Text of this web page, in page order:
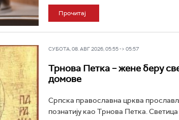
Прочитај
СУБОТА, 08. АВГ 2026, 05:55 -> 05:57
Трнова Петка – жене беру
домове
Српска православна црква
познатију као Трнова Петка.